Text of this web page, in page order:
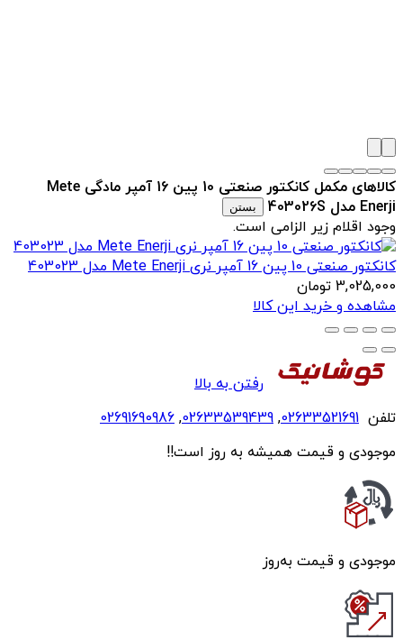
کالاهای مکمل کانکتور صنعتی 10 پین 16 آمپر مادگی Mete
Enerji مدل 403026S
بستن
وجود اقلام زیر الزامی است.
کانکتور صنعتی 10 پین 16 آمپر نری Mete Enerji مدل 403023
3,025,000 تومان
مشاهده و خرید این کالا
رفتن به بالا
تلفن 02633521691
,
02633539439
,
02691690986
موجودی و قیمت همیشه به روز است!!
موجودی و قیمت به‌روز